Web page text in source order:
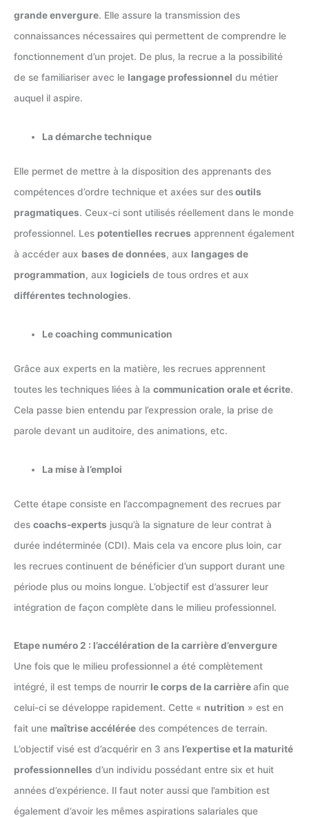
grande envergure. Elle assure la transmission des
connaissances nécessaires qui permettent de comprendre le
fonctionnement d’un projet. De plus, la recrue a la possibilité
de se familiariser avec le langage professionnel du métier
auquel il aspire.
La démarche technique
Elle permet de mettre à la disposition des apprenants des
compétences d’ordre technique et axées sur desoutils
pragmatiques. Ceux-ci sont utilisés réellement dans le monde
professionnel. Les potentielles recrues apprennent également
à accéder aux bases de données, aux langages de
programmation, aux logiciels de tous ordres et aux
différentes technologies.
Le coaching communication
Grâce aux experts en la matière, les recrues apprennent
toutes les techniques liées à la communication orale et écrite.
Cela passe bien entendu par l’expression orale, la prise de
parole devant un auditoire, des animations, etc.
La mise à l’emploi
Cette étape consiste en l’accompagnement des recrues par
des coachs-experts jusqu’à la signature de leur contrat à
durée indéterminée (CDI). Mais cela va encore plus loin, car
les recrues continuent de bénéficier d’un support durant une
période plus ou moins longue. L’objectif est d’assurer leur
intégration de façon complète dans le milieu professionnel.
Etape numéro 2 : l’accélération de la carrière d’envergure
Une fois que le milieu professionnel a été complètement
intégré, il est temps de nourrir le corps de la carrièreafin que
celui-ci se développe rapidement. Cette « nutrition » est en
fait une maîtrise accélérée des compétences de terrain.
L’objectif visé est d’acquérir en 3 ans l’expertise et la maturité
professionnelles d’un individu possédant entre six et huit
années d’expérience. Il faut noter aussi que l’ambition est
également d’avoir les mêmes aspirations salariales que